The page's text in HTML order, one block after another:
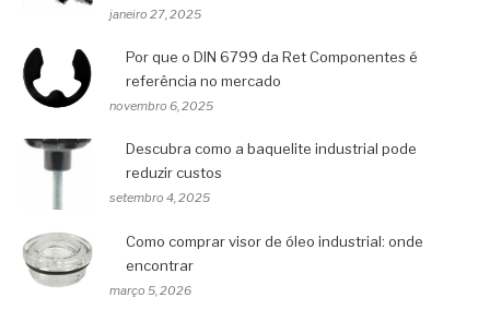
janeiro 27, 2025
Por que o DIN 6799 da Ret Componentes é
referência no mercado
novembro 6, 2025
Descubra como a baquelite industrial pode
reduzir custos
setembro 4, 2025
Como comprar visor de óleo industrial: onde
encontrar
março 5, 2026